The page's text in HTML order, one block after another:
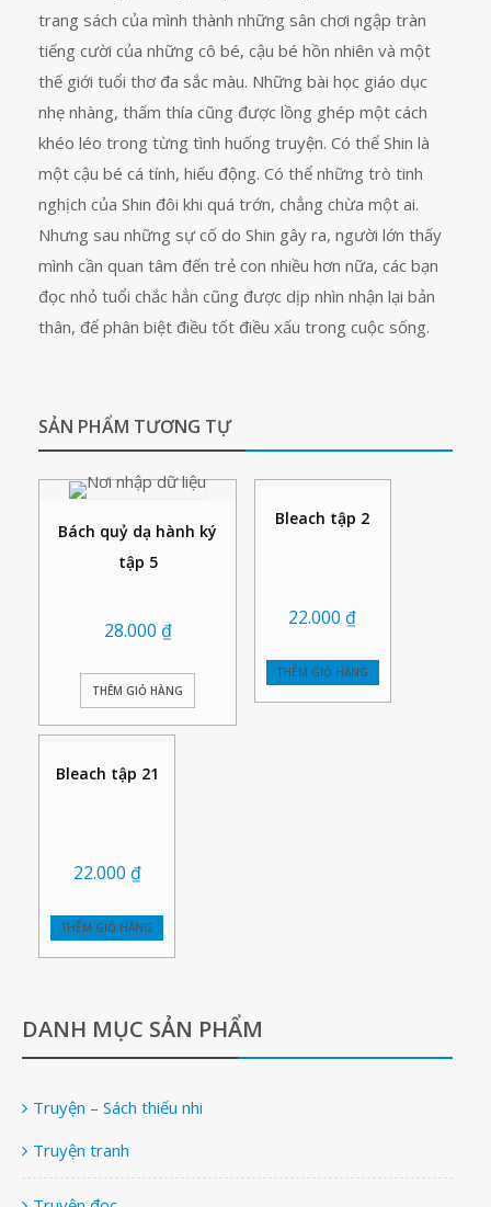
trang sách của mình thành những sân chơi ngập tràn
tiếng cười của những cô bé, cậu bé hồn nhiên và một
thế giới tuổi thơ đa sắc màu. Những bài học giáo dục
nhẹ nhàng, thấm thía cũng được lồng ghép một cách
khéo léo trong từng tình huống truyện. Có thể Shin là
một cậu bé cá tính, hiếu động. Có thể những trò tinh
nghịch của Shin đôi khi quá trớn, chẳng chừa một ai.
Nhưng sau những sự cố do Shin gây ra, người lớn thấy
mình cần quan tâm đến trẻ con nhiều hơn nữa, các bạn
đọc nhỏ tuổi chắc hẳn cũng được dịp nhìn nhận lại bản
thân, để phân biệt điều tốt điều xấu trong cuộc sống.
SẢN PHẨM TƯƠNG TỰ
Bách quỷ dạ hành ký
tập 5
28.000 ₫
THÊM GIỎ HÀNG
Bleach tập 2
22.000 ₫
THÊM GIỎ HÀNG
Bleach tập 21
22.000 ₫
THÊM GIỎ HÀNG
DANH MỤC SẢN PHẨM
Truyện – Sách thiếu nhi
Truyện tranh